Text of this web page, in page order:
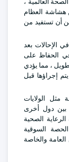
من هشاشة العظام
أن تستفيد من
الإحالات بعد
في الحفاظ على
، مما يؤدي
إجراؤها قبل
مثل الولايات
بين دول أخرى
الصحية
السوقية
والخاصة